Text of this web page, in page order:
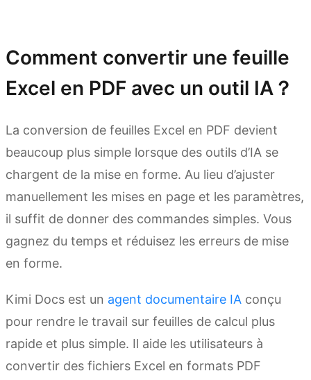
Comment convertir une feuille
Excel en PDF avec un outil IA？
La conversion de feuilles Excel en PDF devient
beaucoup plus simple lorsque des outils d’IA se
chargent de la mise en forme. Au lieu d’ajuster
manuellement les mises en page et les paramètres,
il suffit de donner des commandes simples. Vous
gagnez du temps et réduisez les erreurs de mise
en forme.
Kimi Docs est un agent documentaire IA conçu
pour rendre le travail sur feuilles de calcul plus
rapide et plus simple. Il aide les utilisateurs à
convertir des fichiers Excel en formats PDF